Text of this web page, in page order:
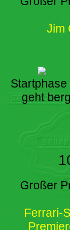
Jim
geht
Großer
Ferrari-